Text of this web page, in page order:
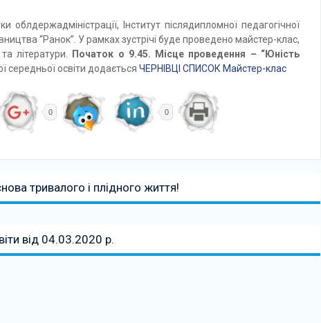
облдержадміністрації, Інститут післядипломної педагогічної
“Ранок”. У рамках зустрічі буде проведено майстер-клас,
літератури.
Початок о 9.45. Місце проведення – “Юність
середньої освіти додається ЧЕРНІВЦІ СПИСОК Майстер-клас
0 0
тривалого і плідного життя!
від 04.03.2020 р.